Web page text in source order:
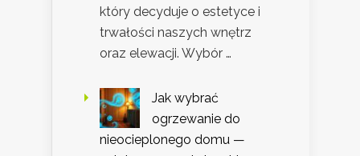
który decyduje o estetyce i
trwałości naszych wnętrz
oraz elewacji. Wybór …
Jak wybrać
ogrzewanie do
nieocieplonego domu —